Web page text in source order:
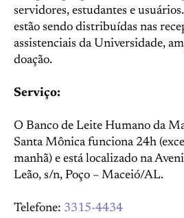
servidores, estudantes e
estão sendo distribuídas nas
assistenciais da Universidade,
doação.
Serviço:
O Banco de Leite Humano da
Santa Mônica funciona 24h
manhã) e está localizado na
Leão, s/n, Poço – Maceió/AL.
Telefone: 3315-4434